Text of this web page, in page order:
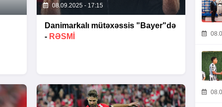
08.09.2025 - 17:15
Danimarkalı mütəxəssis "Bayer"də
- RƏSMI